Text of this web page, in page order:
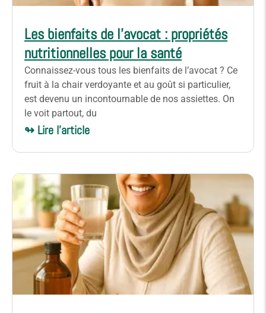
Les bienfaits de l’avocat : propriétés
nutritionnelles pour la santé
Connaissez-vous tous les bienfaits de l’avocat ? Ce
fruit à la chair verdoyante et au goût si particulier,
est devenu un incontournable de nos assiettes. On
le voit partout, du
↬ Lire l'article